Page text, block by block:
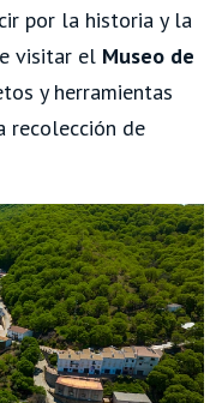
por la historia y la
visitar el Museo de
y herramientas
recolección de